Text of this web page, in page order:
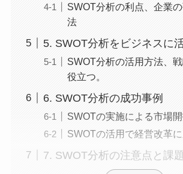
SWOT分析の利点、企業
法
5. SWOT分析をビジネスに
SWOT分析の活用方法、
役立つ。
6. SWOT分析の成功事例
SWOTの実施による市場
SWOTの活用で経営改革
7. SWOT分析の注意点と課題